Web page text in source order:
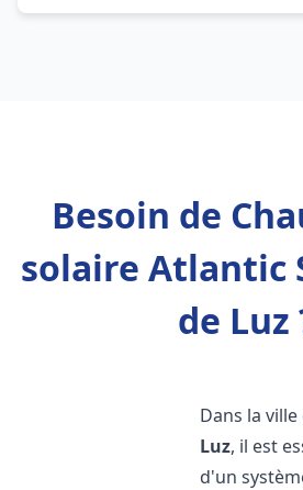
Besoin de
solaire Atlantic
de Luz
Dans la
Luz, il est
d'un